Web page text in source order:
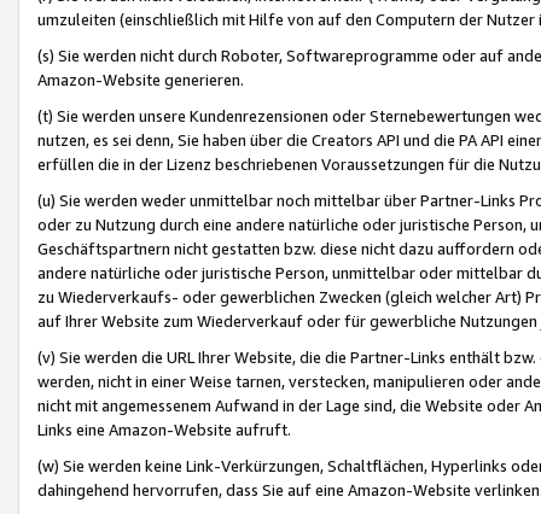
umzuleiten (einschließlich mit Hilfe von auf den Computern der
(s) Sie werden nicht durch Roboter, Softwareprogramme oder auf
Amazon-Website generieren.
(t) Sie werden unsere Kundenrezensionen oder Sternebewertungen
nutzen, es sei denn, Sie haben über die Creators API und die PA API
erfüllen die in der Lizenz beschriebenen Voraussetzungen für die
(u) Sie werden weder unmittelbar noch mittelbar über Partner-Links
oder zu Nutzung durch eine andere natürliche oder juristische
Geschäftspartnern nicht gestatten bzw. diese nicht dazu auffordern
andere natürliche oder juristische Person, unmittelbar oder mittelbar
zu Wiederverkaufs- oder gewerblichen Zwecken (gleich welcher Art)
auf Ihrer Website zum Wiederverkauf oder für gewerbliche
(v) Sie werden die URL Ihrer Website, die die Partner-Links enthält
werden, nicht in einer Weise tarnen, verstecken, manipulieren oder
nicht mit angemessenem Aufwand in der Lage sind, die Website oder
Links eine Amazon-Website aufruft.
(w) Sie werden keine Link-Verkürzungen, Schaltflächen, Hyperlinks
dahingehend hervorrufen, dass Sie auf eine Amazon-Website